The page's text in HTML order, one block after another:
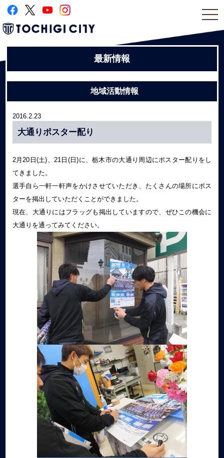
最新情報
地域活動情報
2016.2.23
大通りポスター配り
2月20日(土)、21日(日)に、栃木市の大通り周辺にポスター配りをし
てきました。
選手自ら一軒一軒声をかけさせていただき、たくさんの場所にポス
ターを掲出していただくことができました。
現在、大通りにはフラッグも掲出していますので、ぜひこの機会に
大通りを通ってみてください。